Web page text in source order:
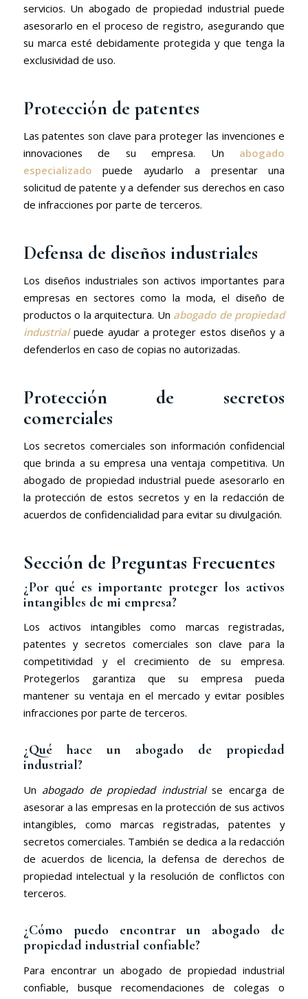
servicios. Un abogado de propiedad industrial puede
asesorarlo en el proceso de registro, asegurando que
su marca esté debidamente protegida y que tenga la
exclusividad de uso.
Protección de patentes
Las patentes son clave para proteger las invenciones e
innovaciones de su empresa. Un abogado
especializado puede ayudarlo a presentar una
solicitud de patente y a defender sus derechos en caso
de infracciones por parte de terceros.
Defensa de diseños industriales
Los diseños industriales son activos importantes para
empresas en sectores como la moda, el diseño de
productos o la arquitectura. Un abogado de propiedad
industrialpuede ayudar a proteger estos diseños y a
defenderlos en caso de copias no autorizadas.
Protección de secretos
comerciales
Los secretos comerciales son información confidencial
que brinda a su empresa una ventaja competitiva. Un
abogado de propiedad industrial puede asesorarlo en
la protección de estos secretos y en la redacción de
acuerdos de confidencialidad para evitar su divulgación.
Sección de Preguntas Frecuentes
¿Por qué es importante proteger los activos
intangibles de mi empresa?
Los activos intangibles como marcas registradas,
patentes y secretos comerciales son clave para la
competitividad y el crecimiento de su empresa.
Protegerlos garantiza que su empresa pueda
mantener su ventaja en el mercado y evitar posibles
infracciones por parte de terceros.
¿Qué hace un abogado de propiedad
industrial?
Un abogado de propiedad industrialse encarga de
asesorar a las empresas en la protección de sus activos
intangibles, como marcas registradas, patentes y
secretos comerciales. También se dedica a la redacción
de acuerdos de licencia, la defensa de derechos de
propiedad intelectual y la resolución de conflictos con
terceros.
¿Cómo puedo encontrar un abogado de
propiedad industrial confiable?
Para encontrar un abogado de propiedad industrial
confiable, busque recomendaciones de colegas o